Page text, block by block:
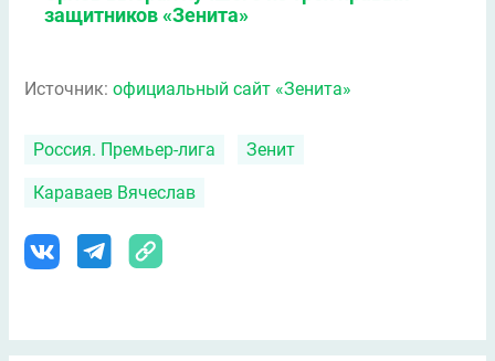
защитников «Зенита»
Источник: официальный сайт «Зенита»
Россия. Премьер-лига Зенит
Караваев Вячеслав